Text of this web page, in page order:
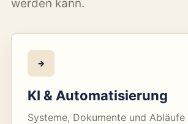
werden kann.
→
KI & Automatisierung
Systeme, Dokumente und Abläufe